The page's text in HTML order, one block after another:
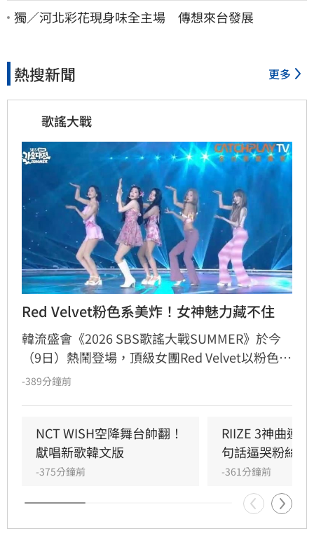
獨／河北彩花現身味全主場 傳想來台發展
熱搜新聞 更多
歌謠大戰
Red Velvet粉色系美炸！女神魅力藏不住
韓流盛會《2026 SBS歌謠大戰SUMMER》於今
（9日）熱鬧登場，頂級女團Red Velvet以粉色系
精緻造型驚艷亮相，展現夏日女王強大氣場。此
House Groove巧妙融合，曲風清爽且具質感。
成員們以優雅且帶有度假感的舞蹈動作，完美詮
釋歌曲的波浪律動，將夏日氛圍推向最高點。儘
管僅演出單曲，Red Velvet仍憑藉成熟且活潑的
舞台魅力，成功吸引全場目光，為粉絲帶來一場
視覺與聽覺的夏日饗宴。
-389分鐘前
NCT WISH空降舞台帥翻！
獻唱新歌韓文版
-375分鐘前
RIIZE 3神曲連
句話逼哭粉絲
-361分鐘前